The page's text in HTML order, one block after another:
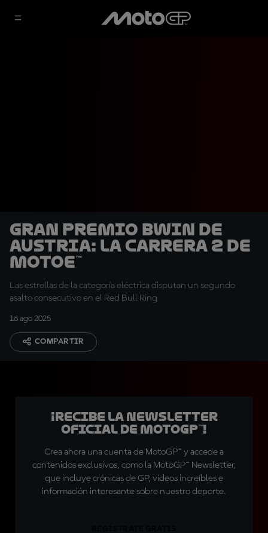
Gran Premio BWIN de
Austria: La Carrera 2 de
MotoE™
Las estrellas de la categoría eléctrica disputan un segundo
asalto consecutivo en el Red Bull Ring
16 ago 2025
COMPARTIR
¡Recibe la Newsletter
oficial de MotoGP™!
Crea ahora una cuenta de MotoGP™ y accede a
contenidos exclusivos, como la MotoGP™ Newsletter,
que incluye crónicas de GP, vídeos increíbles e
información interesante sobre nuestro deporte.